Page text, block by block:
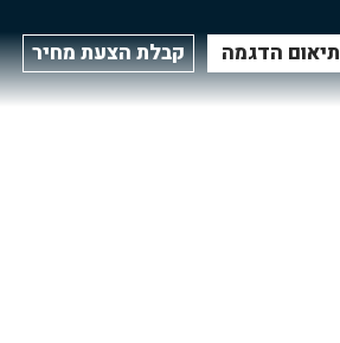
תיאום הדגמה קבלת הצעת מחיר